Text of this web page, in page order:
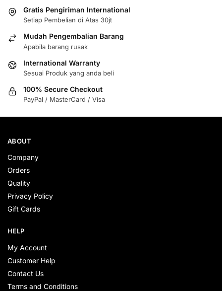
Gratis Pengiriman International
Setiap Pembelian di Atas 30jt
Mudah Pengembalian Barang
Apabila barang rusak
International Warranty
Sesuai Produk yang anda beli
100% Secure Checkout
PayPal / MasterCard / Visa
ABOUT
Company
Orders
Quality
Privacy Policy
Gift Cards
HELP
My Account
Customer Help
Contact Us
Terms and Conditions